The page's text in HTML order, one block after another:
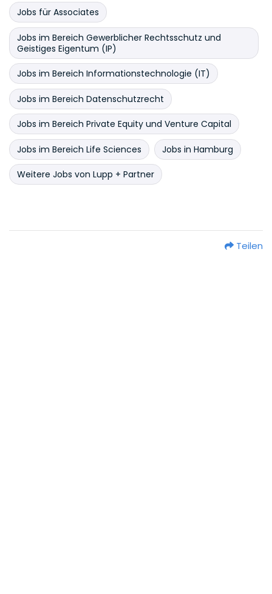
Jobs für Associates
Jobs im Bereich Gewerblicher Rechtsschutz und
Geistiges Eigentum (IP)
Jobs im Bereich Informationstechnologie (IT)
Jobs im Bereich Datenschutzrecht
Jobs im Bereich Private Equity und Venture Capital
Jobs im Bereich Life Sciences Jobs in Hamburg
Weitere Jobs von Lupp + Partner
Teilen